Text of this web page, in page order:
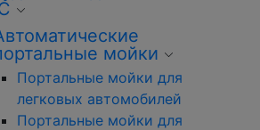
мойки
Портальные мойки для
легковых автомобилей
Портальные мойки для